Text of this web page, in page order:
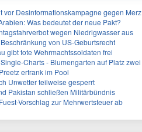
vor Desinformationskampagne gegen Merz
Was bedeutet der neue Pakt?
wegen Niedrigwasser aus
von US-Geburtsrecht
gibt tote Wehrmachtssoldaten frei
Charts - Blumengarten auf Platz zwei
ertrank im Pool
Unwetter teilweise gesperrt
Pakistan schließen Militärbündnis
Vorschlag zur Mehrwertsteuer ab